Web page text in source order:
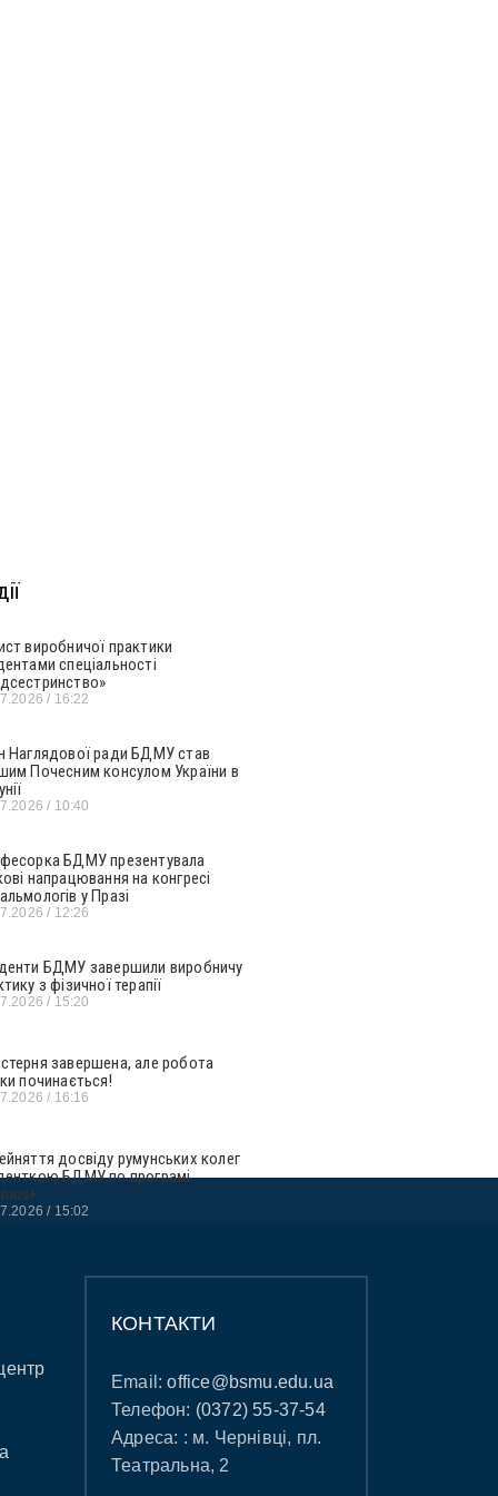
виробничої практики
спеціальності
16:22
Наглядової ради БДМУ став
Почесним консулом України в
10:40
БДМУ презентувала
напрацювання на конгресі
у Празі
12:26
БДМУ завершили виробничу
з фізичної терапії
15:20
завершена, але робота
починається!
16:16
досвіду румунських колег
БДМУ по програмі
15:02
КОНТАКТИ
Email:office@bsmu.edu.ua
Телефон: (0372) 55-37-54
Адреса: : м. Чернівці, пл.
Театральна, 2